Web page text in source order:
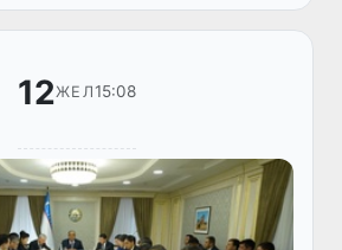
тұрақты дамуы
12ЖЕЛ15:08